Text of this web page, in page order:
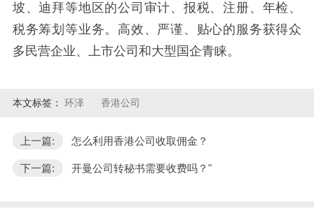
坡、迪拜等地区的公司审计、报税、注册、年检、
税务筹划等业务。高效、严谨、贴心的服务获得众
多民营企业、上市公司和大型国企青睐。
本文标签： 环泽 香港公司
上一篇: 怎么利用香港公司收取佣金？
下一篇: 开曼公司转秘书需要收费吗？"